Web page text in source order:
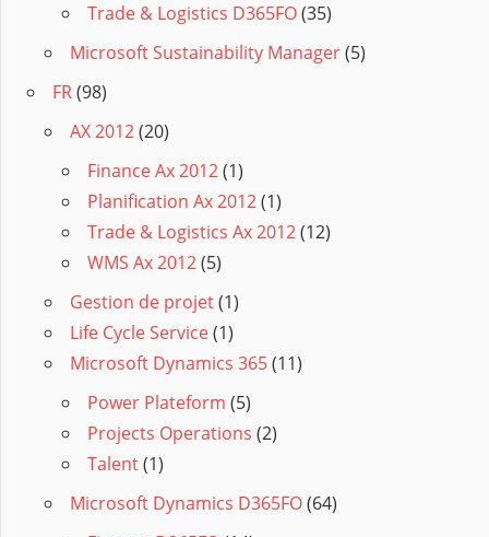
Trade & Logistics D365FO(35)
Microsoft Sustainability Manager(5)
FR(98)
AX 2012(20)
Finance Ax 2012(1)
Planification Ax 2012(1)
Trade & Logistics Ax 2012(12)
WMS Ax 2012(5)
Gestion de projet(1)
Life Cycle Service(1)
Microsoft Dynamics 365(11)
Power Plateform (5)
Projects Operations (2)
Talent(1)
Microsoft Dynamics D365FO(64)